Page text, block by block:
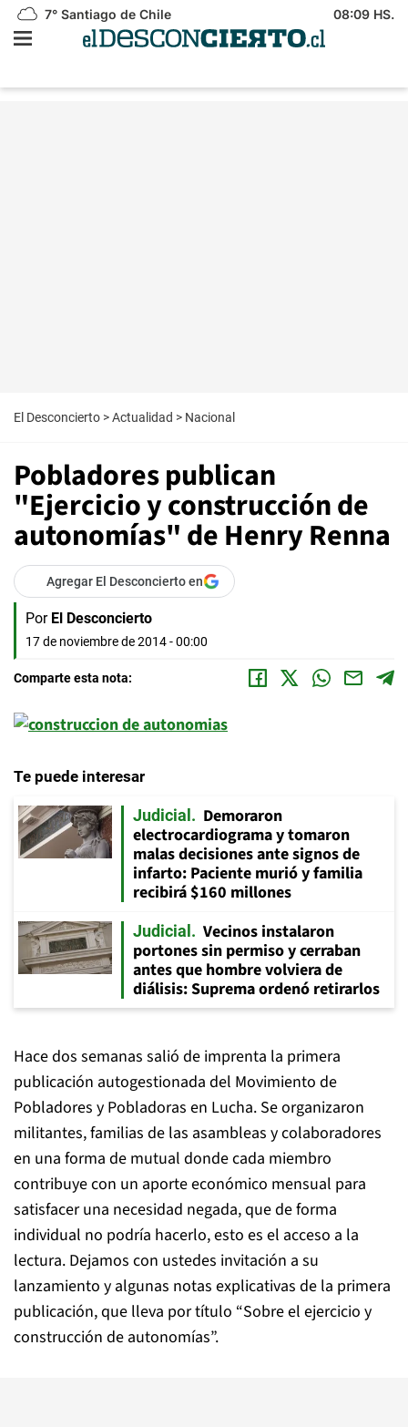
7° Santiago de Chile 08:09 HS.
El Desconcierto >Actualidad > Nacional
Pobladores publican
"Ejercicio y construcción de
autonomías" de Henry Renna
Agregar El Desconcierto en
Por El Desconcierto
17 de noviembre de 2014 - 00:00
Comparte esta nota:
Te puede interesar
Judicial
Demoraron
electrocardiograma y tomaron
malas decisiones ante signos de
infarto: Paciente murió y familia
recibirá $160 millones
Judicial
Vecinos instalaron
portones sin permiso y cerraban
antes que hombre volviera de
diálisis: Suprema ordenó retirarlos
Hace dos semanas salió de imprenta la primera
publicación autogestionada del Movimiento de
Pobladores y Pobladoras en Lucha. Se organizaron
militantes, familias de las asambleas y colaboradores
en una forma de mutual donde cada miembro
contribuye con un aporte económico mensual para
satisfacer una necesidad negada, que de forma
individual no podría hacerlo, esto es el acceso a la
lectura. Dejamos con ustedes invitación a su
lanzamiento y algunas notas explicativas de la primera
publicación, que lleva por título “Sobre el ejercicio y
construcción de autonomías”.